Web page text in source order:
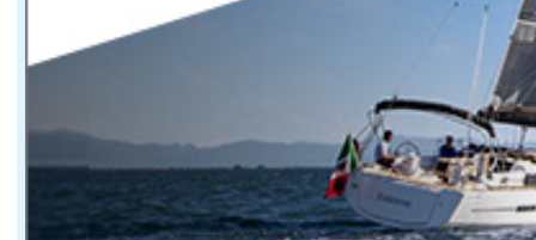
Pour exister dans cet environnement, un nouveau
Avec 16,50 mètres de longueur hors tout pour près
Le carré réunit un salon et une cuisine de grandes
L'autre enjeu majeur concerne le programme de
Sur le papier, ces caractéristiques orientent